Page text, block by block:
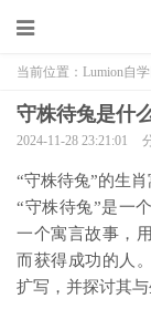
当前位置： Lumion自学
守株待兔是什
2024-11-28 23:21:01
“守株待兔”的生
“守株待兔”是一
一个寓言故事，
而获得成功的人
扩写，并探讨其与